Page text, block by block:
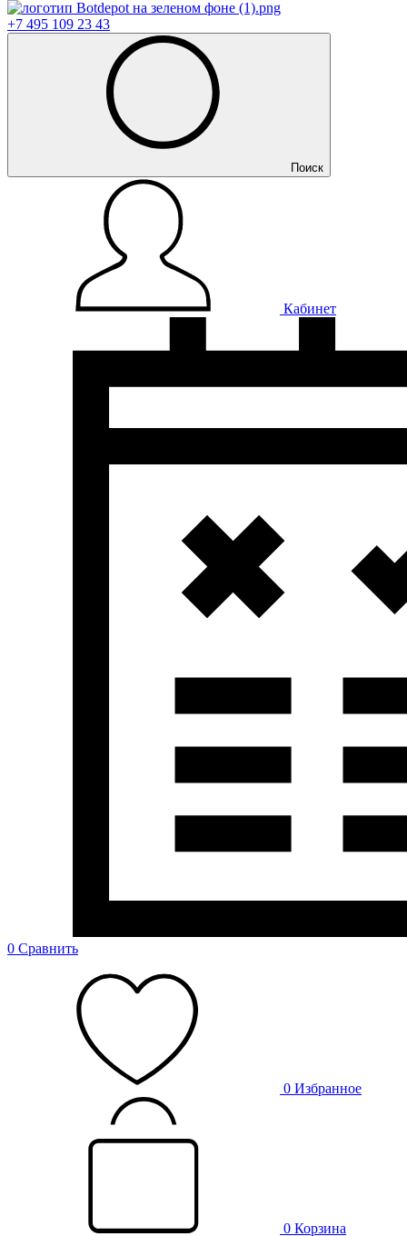
+7 495 109 23 43
Поиск
Кабинет
0 Сравнить
0 Избранное
0 Корзина